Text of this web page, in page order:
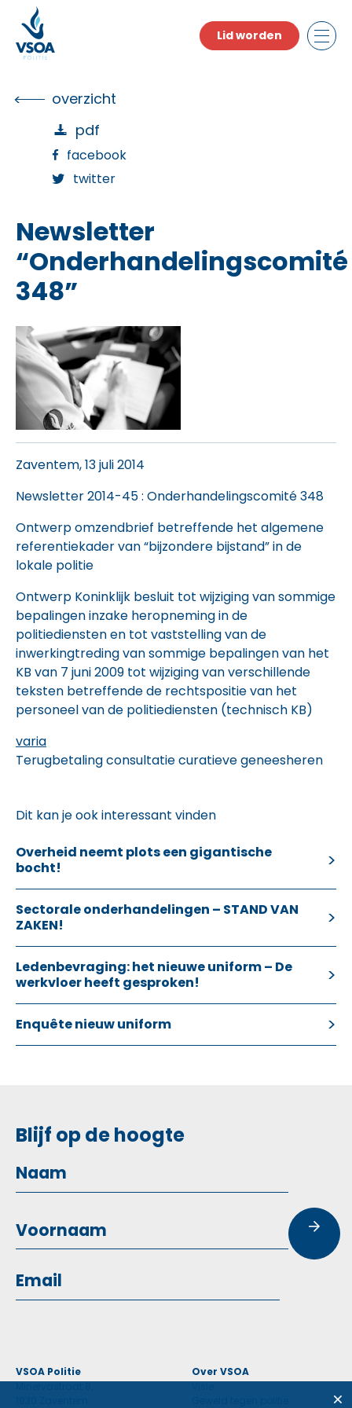
the
content
Lid worden
overzicht
pdf
facebook
twitter
Newsletter
“Onderhandelingscomité
348”
Zaventem, 13 juli 2014
Newsletter 2014-45: Onderhandelingscomité 348
Ontwerp omzendbrief betreffende het algemene
referentiekader van “bijzondere bijstand” in de
lokale politie
Ontwerp Koninklijk besluit tot wijziging van sommige
bepalingen inzake heropneming in de
politiediensten en tot vaststelling van de
inwerkingtreding van sommige bepalingen van het
KB van 7 juni 2009 tot wijziging van verschillende
teksten betreffende de rechtspositie van het
personeel van de politiediensten (technisch KB)
varia
Terugbetaling consultatie curatieve geneesheren
Dit kan je ook interessant vinden
Overheid neemt plots een gigantische
bocht!
Sectorale onderhandelingen – STAND VAN
ZAKEN!
Ledenbevraging: het nieuwe uniform – De
werkvloer heeft gesproken!
Enquête nieuw uniform
Blijf op de hoogte
VSOA Politie
Over VSOA